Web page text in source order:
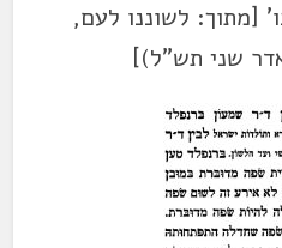
[מתוך: לשוננו לעם,
שני תש"ל)]